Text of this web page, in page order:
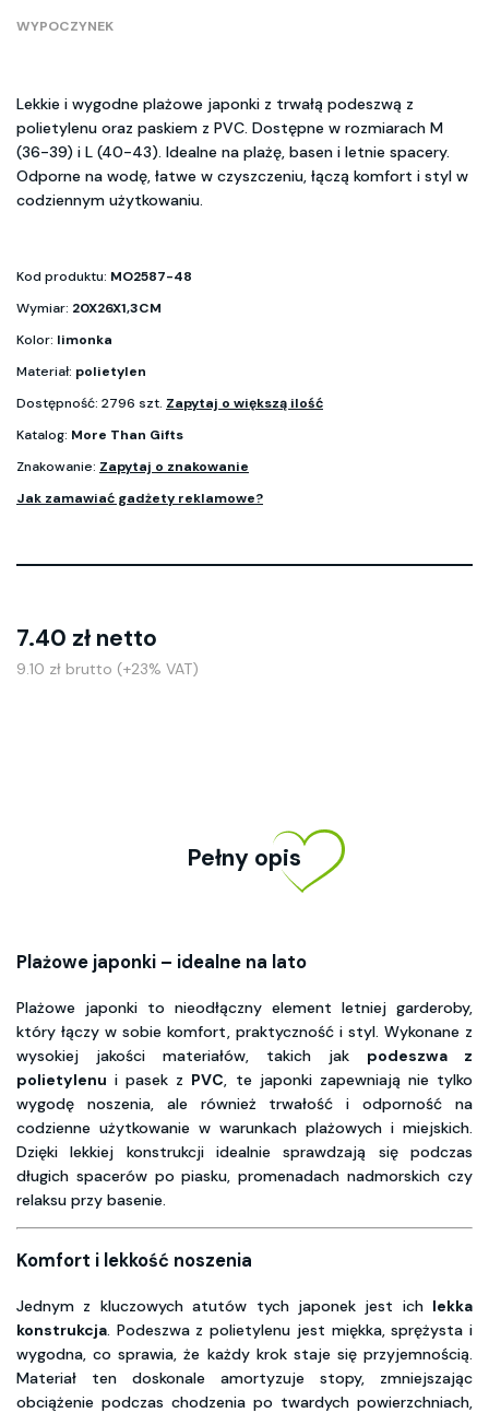
WYPOCZYNEK
Lekkie i wygodne plażowe japonki z trwałą podeszwą z
polietylenu oraz paskiem z PVC. Dostępne w rozmiarach M
(36-39) i L (40-43). Idealne na plażę, basen i letnie spacery.
Odporne na wodę, łatwe w czyszczeniu, łączą komfort i styl w
codziennym użytkowaniu.
Kod produktu: MO2587-48
Wymiar: 20X26X1,3CM
Kolor: limonka
Materiał: polietylen
Dostępność: 2796 szt. Zapytaj o większą ilość
Katalog: More Than Gifts
Znakowanie: Zapytaj o znakowanie
Jak zamawiać gadżety reklamowe?
7.40 zł netto
9.10 zł brutto (+23% VAT)
Pełny opis
Plażowe japonki – idealne na lato
Plażowe japonki to nieodłączny element letniej garderoby,
który łączy w sobie komfort, praktyczność i styl. Wykonane z
wysokiej jakości materiałów, takich jak podeszwa z
polietylenu i pasek z PVC, te japonki zapewniają nie tylko
wygodę noszenia, ale również trwałość i odporność na
codzienne użytkowanie w warunkach plażowych i miejskich.
Dzięki lekkiej konstrukcji idealnie sprawdzają się podczas
długich spacerów po piasku, promenadach nadmorskich czy
relaksu przy basenie.
Komfort i lekkość noszenia
Jednym z kluczowych atutów tych japonek jest ich lekka
konstrukcja. Podeszwa z polietylenu jest miękka, sprężysta i
wygodna, co sprawia, że każdy krok staje się przyjemnością.
Materiał ten doskonale amortyzuje stopy, zmniejszając
obciążenie podczas chodzenia po twardych powierzchniach,